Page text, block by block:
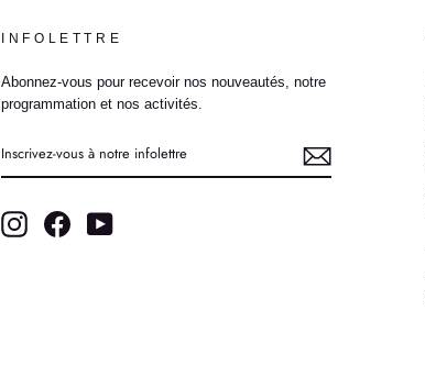
INFOLETTRE
Abonnez-vous pour recevoir nos nouveautés, notre
programmation et nos activités.
VOUS
À
INFOLETTRE
InstagramFacebook